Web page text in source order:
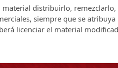
distribuirlo,
siempre que se atribuya
licenciar el material